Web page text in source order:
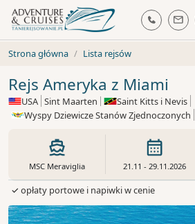
Strona główna Lista rejsów
Rejs Ameryka z Miami
USA Sint Maarten
Saint Kitts i Nevis
Wyspy Dziewicze Stanów Zjednoczonych
MSC Meraviglia 21.11 - 29.11.2026
✓ opłaty portowe i napiwki w cenie